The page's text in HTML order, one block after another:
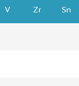
V Zr Sn